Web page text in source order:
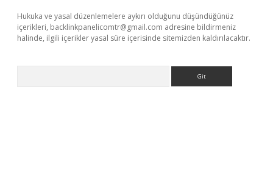
Hukuka ve yasal düzenlemelere aykırı olduğunu düşündüğünüz
içerikleri, backlinkpanelicomtr@gmail.com adresine bildirmeniz
halinde, ilgili içerikler yasal süre içerisinde sitemizden kaldırılacaktır.